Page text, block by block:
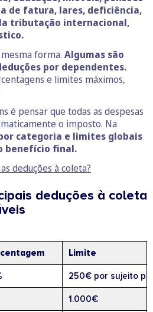
de fatura, lares, deficiência,
tributação internacional,
forma. Algumas são
por dependentes.
e limites máximos,
é pensar que todas as despesas
o imposto. Na
categoria e limites globais
benefício final.
deduções à coleta?
deduções à coleta
Limite
250€ por sujeito
1.000€